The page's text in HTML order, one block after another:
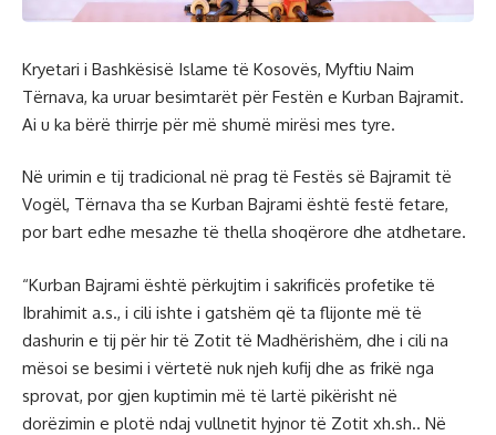
Kryetari i Bashkësisë Islame të Kosovës, Myftiu Naim
Tërnava, ka uruar besimtarët për Festën e Kurban Bajramit.
Ai u ka bërë thirrje për më shumë mirësi mes tyre.
Në urimin e tij tradicional në prag të Festës së Bajramit të
Vogël, Tërnava tha se Kurban Bajrami është festë fetare,
por bart edhe mesazhe të thella shoqërore dhe atdhetare.
“Kurban Bajrami është përkujtim i sakrificës profetike të
Ibrahimit a.s., i cili ishte i gatshëm që ta flijonte më të
dashurin e tij për hir të Zotit të Madhërishëm, dhe i cili na
mësoi se besimi i vërtetë nuk njeh kufij dhe as frikë nga
sprovat, por gjen kuptimin më të lartë pikërisht në
dorëzimin e plotë ndaj vullnetit hyjnor të Zotit xh.sh.. Në